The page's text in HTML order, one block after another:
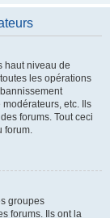
haut niveau de
les opérations
etc. Ils
forums. Tout ceci
forum.
groupes
forums. Ils ont la